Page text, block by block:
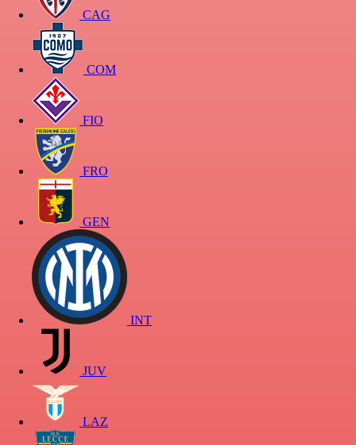
CAG
COM
FIO
FRO
GEN
INT
JUV
LAZ